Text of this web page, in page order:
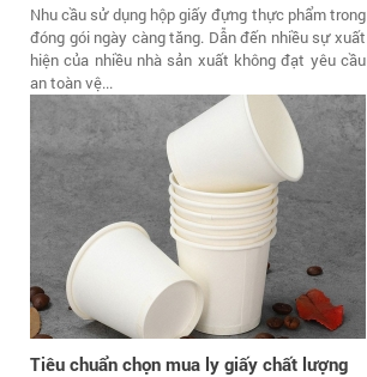
Nhu cầu sử dụng hộp giấy đựng thực phẩm trong
đóng gói ngày càng tăng. Dẫn đến nhiều sự xuất
hiện của nhiều nhà sản xuất không đạt yêu cầu
an toàn vệ...
Tiêu chuẩn chọn mua ly giấy chất lượng